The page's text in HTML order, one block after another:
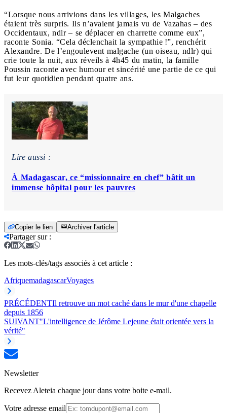
“Lorsque nous arrivions dans les villages, les Malgaches
étaient très surpris. Ils n’avaient jamais vu de Vazahas – des
Occidentaux, ndlr – se déplacer en charrette comme eux”,
raconte Sonia. “Cela déclenchait la sympathie !”, renchérit
Alexandre. De l’engoulevent malgache (un oiseau, ndlr) qui
crie toute la nuit, aux réveils à 4h45 du matin, la famille
Poussin raconte avec humour et sincérité une partie de ce qui
fut leur quotidien pendant quatre ans.
Lire aussi :
À Madagascar, ce “missionnaire en chef” bâtit un
immense hôpital pour les pauvres
Copier le lien Archiver l'article
Partager sur:
Les mots-clés/tags associés à cet article :
AfriquemadagascarVoyages
PRÉCÉDENTIl retrouve un mot caché dans le mur d'une chapelle
depuis 1856
SUIVANT"L'intelligence de Jérôme Lejeune était orientée vers la
vérité"
Newsletter
Recevez Aleteia chaque jour dans votre boite e-mail.
Votre adresse email